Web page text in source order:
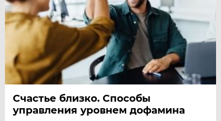
Счастье близко. Способы
управления уровнем дофамина